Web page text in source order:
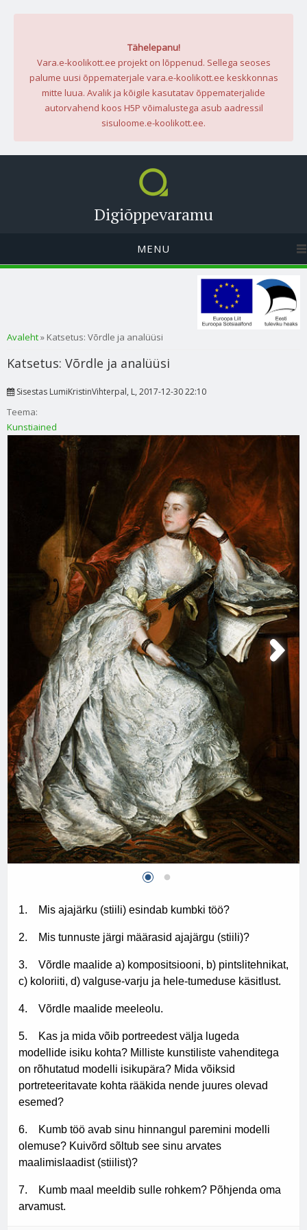
Tähelepanu!
Vara.e-koolikott.ee projekt on lõppenud. Sellega seoses
palume uusi õppematerjale vara.e-koolikott.ee keskkonnas
mitte luua. Avalik ja kõigile kasutatav õppematerjalide
autorvahend koos H5P võimalustega asub aadressil
sisuloome.e-koolikott.ee.
Digiõppevaramu
MENU
Sa oled siin
Avaleht» Katsetus: Võrdle ja analüüsi
Katsetus: Võrdle ja analüüsi
Sisestas LumiKristinVihterpal, L, 2017-12-30 22:10
Teema:
Kunstiained